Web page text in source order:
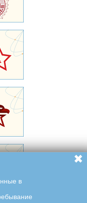
в
✖